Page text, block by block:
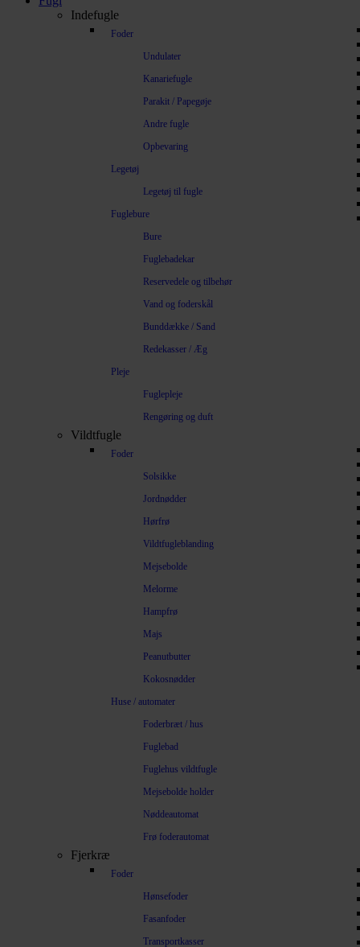
Indefugle
Foder
Undulater
Kanariefugle
Parakit / Papegøje
Andre fugle
Opbevaring
Legetøj
Legetøj til fugle
Fuglebure
Bure
Fuglebadekar
Reservedele og tilbehør
Vand og foderskål
Bunddække / Sand
Redekasser / Æg
Pleje
Fuglepleje
Rengøring og duft
Vildtfugle
Foder
Solsikke
Jordnødder
Hørfrø
Vildtfugleblanding
Mejsebolde
Melorme
Hampfrø
Majs
Peanutbutter
Kokosnødder
Huse / automater
Foderbræt / hus
Fuglebad
Fuglehus vildtfugle
Mejsebolde holder
Nøddeautomat
Frø foderautomat
Fjerkræ
Foder
Hønsefoder
Fasanfoder
Transportkasser